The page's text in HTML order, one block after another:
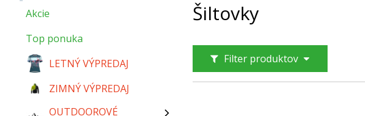
Šiltovky
Filter produktov
Akcie
Top ponuka
LETNÝ VÝPREDAJ
ZIMNÝ VÝPREDAJ
OUTDOOROVÉ